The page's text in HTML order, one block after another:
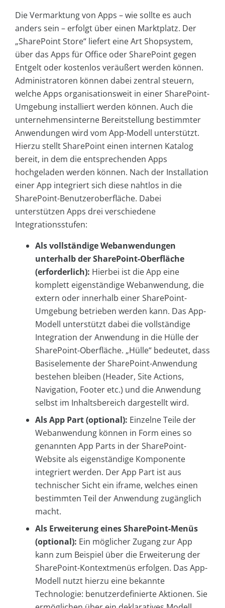
Die Vermarktung von Apps – wie sollte es auch
anders sein – erfolgt über einen Marktplatz. Der
„SharePoint Store“ liefert eine Art Shopsystem,
über das Apps für Office oder SharePoint gegen
Entgelt oder kostenlos veräußert werden können.
Administratoren können dabei zentral steuern,
welche Apps organisationsweit in einer SharePoint-
Umgebung installiert werden können. Auch die
unternehmensinterne Bereitstellung bestimmter
Anwendungen wird vom App-Modell unterstützt.
Hierzu stellt SharePoint einen internen Katalog
bereit, in dem die entsprechenden Apps
hochgeladen werden können. Nach der Installation
einer App integriert sich diese nahtlos in die
SharePoint-Benutzeroberfläche. Dabei
unterstützen Apps drei verschiedene
Integrationsstufen:
Als vollständige Webanwendungen
unterhalb der SharePoint-Oberfläche
(erforderlich): Hierbei ist die App eine
komplett eigenständige Webanwendung, die
extern oder innerhalb einer SharePoint-
Umgebung betrieben werden kann. Das App-
Modell unterstützt dabei die vollständige
Integration der Anwendung in die Hülle der
SharePoint-Oberfläche. „Hülle“ bedeutet, dass
Basiselemente der SharePoint-Anwendung
bestehen bleiben (Header, Site Actions,
Navigation, Footer etc.) und die Anwendung
selbst im Inhaltsbereich dargestellt wird.
Als App Part (optional): Einzelne Teile der
Webanwendung können in Form eines so
genannten App Parts in der SharePoint-
Website als eigenständige Komponente
integriert werden. Der App Part ist aus
technischer Sicht ein iframe, welches einen
bestimmten Teil der Anwendung zugänglich
macht.
Als Erweiterung eines SharePoint-Menüs
(optional): Ein möglicher Zugang zur App
kann zum Beispiel über die Erweiterung der
SharePoint-Kontextmenüs erfolgen. Das App-
Modell nutzt hierzu eine bekannte
Technologie: benutzerdefinierte Aktionen. Sie